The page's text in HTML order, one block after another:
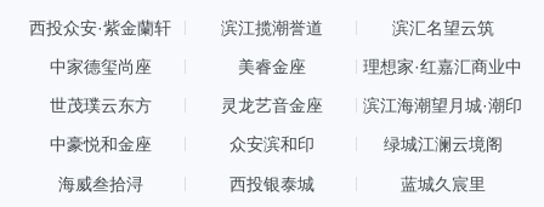
西投众安·紫金蘭轩 滨江揽潮誉道 滨汇名望云筑
中家德玺尚座 美睿金座
理想家·红嘉汇商业中
世茂璞云东方 灵龙艺音金座 滨江海潮望月城·潮印
中豪悦和金座 众安滨和印 绿城江澜云境阁
海威叁拾浔 西投银泰城 蓝城久宸里